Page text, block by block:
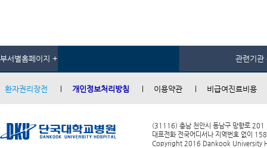
부서별홈페이지 + 관련기관
환자권리장전 개인정보처리방침 이용약관 비급여진료비용
(31116) 충남 천안시 동남구 망향로 201
대표전화 전국어디서나 지역번호 없이
Copyright 2016 Dankook University